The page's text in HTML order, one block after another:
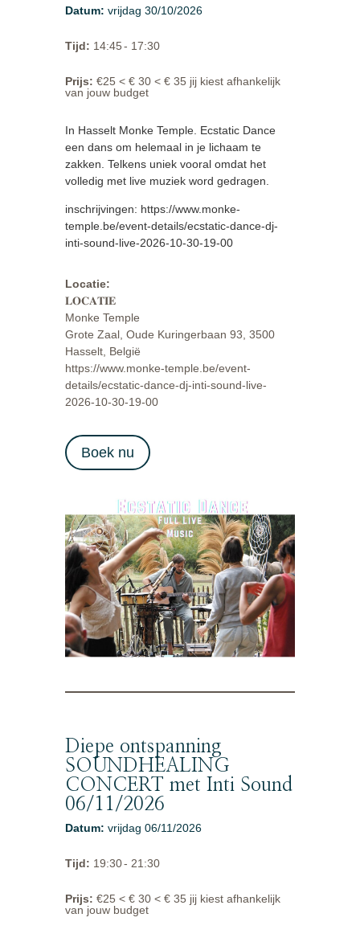
Datum: vrijdag 30/10/2026
Tijd: 14:45- 17:30
Prijs: €25 < € 30 < € 35 jij kiest afhankelijk
van jouw budget
In Hasselt Monke Temple. Ecstatic Dance
een dans om helemaal in je lichaam te
zakken. Telkens uniek vooral omdat het
volledig met live muziek word gedragen.
inschrijvingen: https://www.monke-
temple.be/event-details/ecstatic-dance-dj-
inti-sound-live-2026-10-30-19-00
Locatie:
𝐋𝐎𝐂𝐀𝐓𝐈𝐄
Monke Temple
Grote Zaal, Oude Kuringerbaan 93, 3500
Hasselt, België
https://www.monke-temple.be/event-
details/ecstatic-dance-dj-inti-sound-live-
2026-10-30-19-00
Boek nu
Diepe ontspanning
SOUNDHEALING
CONCERT met Inti Sound
06/11/2026
Datum: vrijdag 06/11/2026
Tijd: 19:30- 21:30
Prijs: €25 < € 30 < € 35 jij kiest afhankelijk
van jouw budget